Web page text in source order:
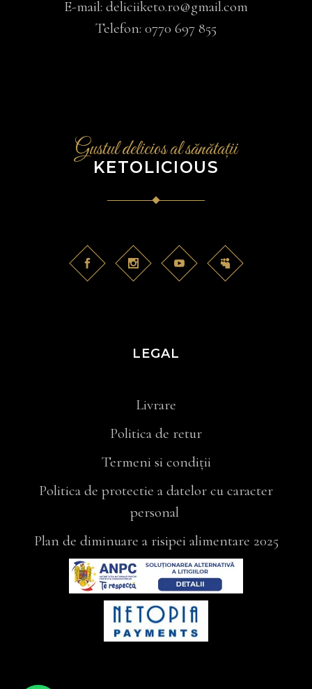
E-mail: deliciiketo.ro@gmail.com
Telefon: 0770 697 855
Gustul delicios al sănătații
KETOLICIOUS
LEGAL
Livrare
Politica de retur
Termeni si condiții
Politica de protectie a datelor cu caracter
personal
Plan de diminuare a risipei alimentare 2025